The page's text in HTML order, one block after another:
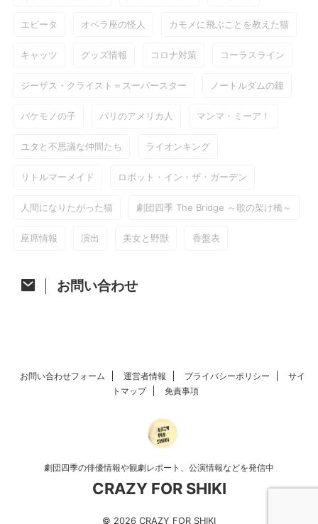
エビータ オペラ座の怪人 カモメに飛ぶことを教えた猫
キャッツ グッズ情報 コロナ対策 コーラスライン
ジーザス・クライスト＝スーパースター ノートルダムの鐘
バケモノの子 パリのアメリカ人 マンマ・ミーア！
ユタと不思議な仲間たち ライオンキング
リトルマーメイド ロボット・イン・ザ・ガーデン
人間になりたがった猫 劇団四季 The Bridge ～歌の架け橋～
座席情報 演出 美女と野獣 香盤表
お問い合わせ
お問い合わせフォーム 運営者情報 プライバシーポリシー
サイ
トマップ
免責事項
劇団四季の俳優情報や観劇レポート、公演情報などを発信中
CRAZY FOR SHIKI
© 2026 CRAZY FOR SHIKI